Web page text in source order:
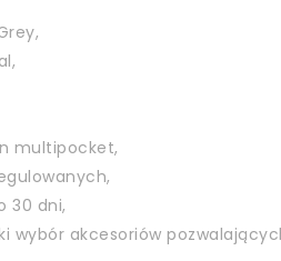
multipocket,
30 dni,
wybór akcesoriów